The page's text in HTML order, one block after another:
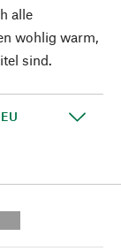
alle
wohlig warm,
sind.